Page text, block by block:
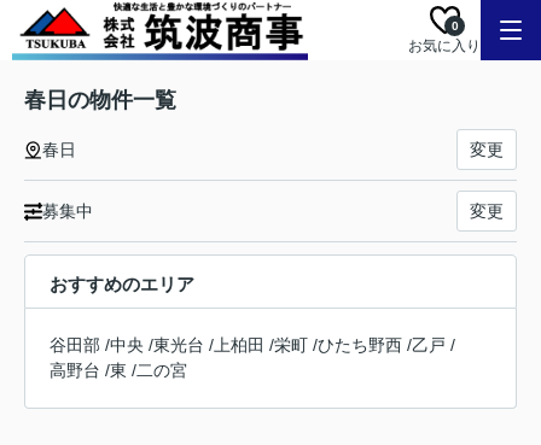
0
お気に入り
春日の物件一覧
春日 変更
募集中 変更
おすすめのエリア
谷田部 /中央 /東光台 / 上柏田 /栄町 /ひたち野西 /乙戸 /
高野台 /東 /二の宮